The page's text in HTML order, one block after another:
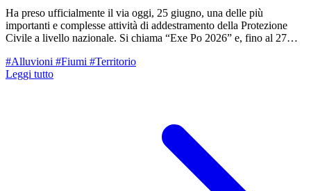
Ha preso ufficialmente il via oggi, 25 giugno, una delle più
importanti e complesse attività di addestramento della Protezione
Civile a livello nazionale. Si chiama “Exe Po 2026” e, fino al 27
Lombardia e Veneto per simulare la risposta a una straordinaria e
complessa ondata di piena del fiume Po. L'evento è coordinato dal
d’intervento, flussi di comunicazione e la sinergia tra i vari livelli
istituzionali di fronte a un rischio alluvionale, idrogeologico e
#Alluvioni #Fiumi #Territorio
Leggi tutto